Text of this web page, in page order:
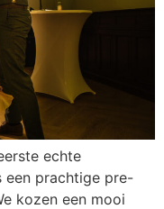
echte
een prachtige pre-
kozen een mooi